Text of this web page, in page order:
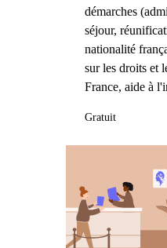
démarches
séjour,
nationalité
sur les droits et
France, aide à
Gratuit